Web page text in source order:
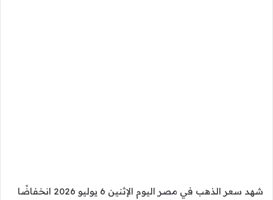
شهد سعر الذهب في مصر اليوم الإثنين 6 يوليو 2026 انخفاضًا